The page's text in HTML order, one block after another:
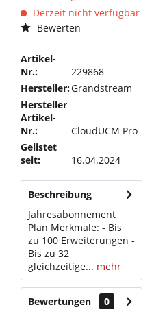
Derzeit nicht verfügbar
Bewerten
Artikel-
Nr.:
229868
Hersteller:Grandstream
Hersteller
Artikel-
Nr.:
CloudUCM Pro
Gelistet
seit:
16.04.2024
Beschreibung
Jahresabonnement
Plan Merkmale: - Bis
zu 100 Erweiterungen -
Bis zu 32
gleichzeitige... mehr
Bewertungen
0